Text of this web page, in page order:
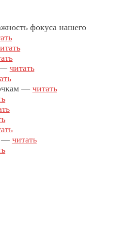
фокуса нашего
— читать
— читать
— читать